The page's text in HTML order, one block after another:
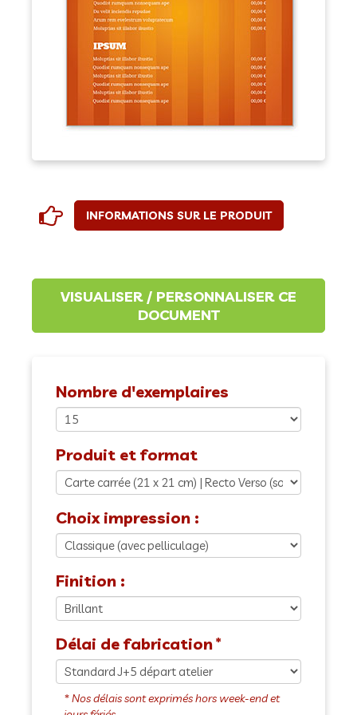
INFORMATIONS SUR LE PRODUIT
Nombre d'exemplaires
Produit et format
Choix impression :
Finition :
Délai de fabrication